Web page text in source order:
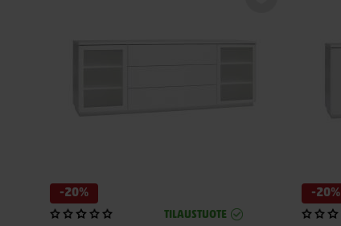
-20%
TILAUSTUOTE
-20%